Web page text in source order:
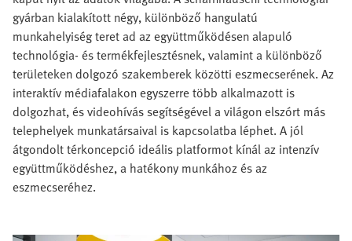
gyárban kialakított négy, különböző hangulatú
munkahelyiség teret ad az együttműködésen alapuló
technológia- és termékfejlesztésnek, valamint a különböző
területeken dolgozó szakemberek közötti eszmecserének. Az
interaktív médiafalakon egyszerre több alkalmazott is
dolgozhat, és videohívás segítségével a világon elszórt más
telephelyek munkatársaival is kapcsolatba léphet. A jól
átgondolt térkoncepció ideális platformot kínál az intenzív
együttműködéshez, a hatékony munkához és az
eszmecseréhez.